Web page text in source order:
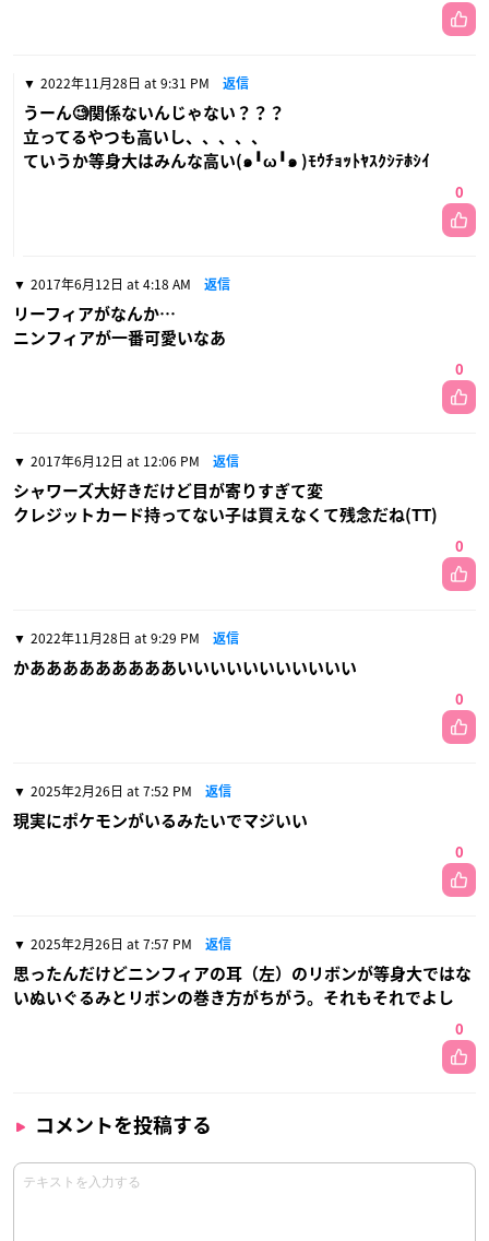
2022年11月28日 at 9:31 PM 返信
うーん🧐関係ないんじゃない？？？
立ってるやつも高いし、、、、、
ていうか等身大はみんな高い(๑╹ω╹๑ )ﾓｳﾁｮｯﾄﾔｽｸｼﾃﾎｼｲ
0
2017年6月12日 at 4:18 AM 返信
リーフィアがなんか…
ニンフィアが一番可愛いなあ
0
2017年6月12日 at 12:06 PM 返信
シャワーズ大好きだけど目が寄りすぎて変
クレジットカード持ってない子は買えなくて残念だね(TT)
0
2022年11月28日 at 9:29 PM 返信
かあああああああああいいいいいいいいいいい
0
2025年2月26日 at 7:52 PM 返信
現実にポケモンがいるみたいでマジいい
0
2025年2月26日 at 7:57 PM 返信
思ったんだけどニンフィアの耳（左）のリボンが等身大ではな
いぬいぐるみとリボンの巻き方がちがう。それもそれでよし
0
コメントを投稿する